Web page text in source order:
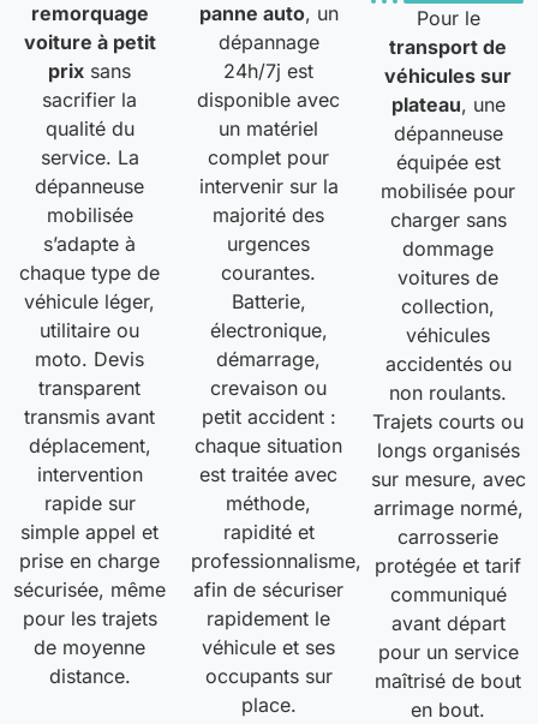
remorquage
voiture à petit
prix sans
sacrifier la
qualité du
service. La
dépanneuse
mobilisée
s’adapte à
chaque type de
véhicule léger,
utilitaire ou
moto. Devis
transparent
transmis avant
déplacement,
intervention
rapide sur
simple appel et
prise en charge
sécurisée, même
pour les trajets
de moyenne
distance.
panne auto, un
dépannage
24h/7j est
disponible avec
un matériel
complet pour
intervenir sur la
majorité des
urgences
courantes.
Batterie,
électronique,
démarrage,
crevaison ou
petit accident :
chaque situation
est traitée avec
méthode,
rapidité et
professionnalisme,
afin de sécuriser
rapidement le
véhicule et ses
occupants sur
place.
Pour le
transport de
véhicules sur
plateau, une
dépanneuse
équipée est
mobilisée pour
charger sans
dommage
voitures de
collection,
véhicules
accidentés ou
non roulants.
Trajets courts ou
longs organisés
sur mesure, avec
arrimage normé,
carrosserie
protégée et tarif
communiqué
avant départ
pour un service
maîtrisé de bout
en bout.